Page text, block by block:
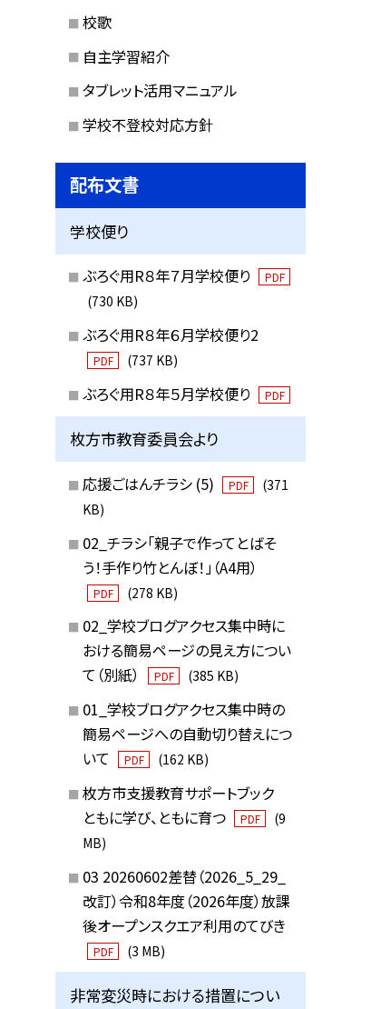
校歌
自主学習紹介
タブレット活用マニュアル
学校不登校対応方針
配布文書
学校便り
ぶろぐ用R８年７月学校便り PDF
(730 KB)
ぶろぐ用R８年６月学校便り2
PDF (737 KB)
ぶろぐ用R８年５月学校便り PDF
枚方市教育委員会より
応援ごはんチラシ (5) PDF
(371
KB)
02_チラシ「親子で作ってとばそ
う！手作り竹とんぼ！」（A4用）
PDF (278 KB)
02_学校ブログアクセス集中時に
おける簡易ページの見え方につい
て（別紙）
PDF (385 KB)
01_学校ブログアクセス集中時の
簡易ページへの自動切り替えにつ
いて
PDF (162 KB)
枚方市支援教育サポートブック
ともに学び、ともに育つ
PDF
(9
MB)
03 20260602差替（2026_5_29_
改訂）令和8年度（2026年度）放課
後オープンスクエア利用のてびき
PDF (3 MB)
非常変災時における措置につい